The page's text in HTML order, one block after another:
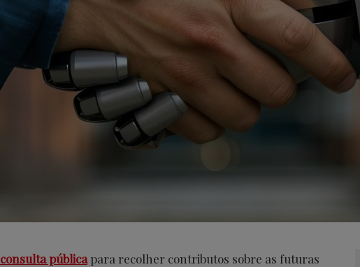
consulta públicapara recolher contributos sobre as futuras